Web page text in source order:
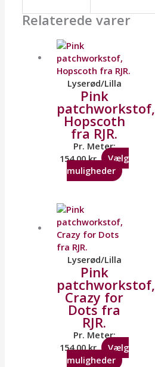
Relaterede varer
Lyserød/Lilla
Pink
patchworkstof,
Hopscoth
fra RJR.
Pr. Meter:
154,00kr.
Vælg
muligheder
Lyserød/Lilla
Pink
patchworkstof,
Crazy for
Dots fra
RJR.
Pr. Meter:
154,00kr.
Vælg
muligheder